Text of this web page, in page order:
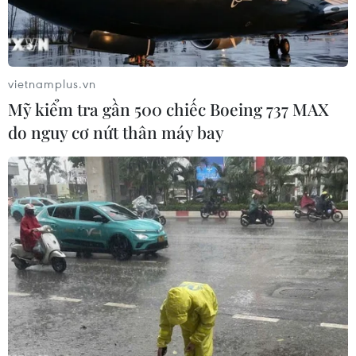
#Trịnh Bá Phương
#Nguyễn Thị Tâm
#Tòa án Nhân dân Cấp cao tại Hà Nội
#Chống nhà nước
#Xã Đồng Tâm
#Phạm Đoan Trang
TP. Hà Nội
Theo dõi VietnamPlus
vietnamplus.vn
Mỹ kiểm tra gần 500 chiếc Boeing 737 MAX
do nguy cơ nứt thân máy bay